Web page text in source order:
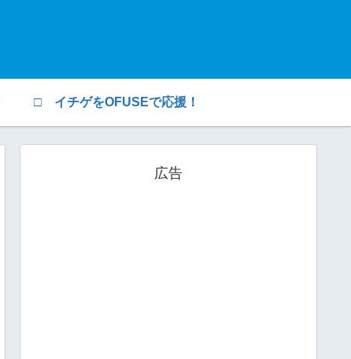
□ イチゲをOFUSEで応援！
広告